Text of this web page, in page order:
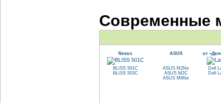
Современные
Nexus ASUS от
BLISS 501C
BLISS 503C
ASUS M2Ne
ASUS M2C
ASUS M6Ne
Dell
Dell